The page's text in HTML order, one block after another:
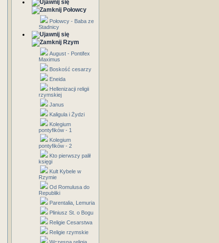
Połowcy
Połowcy - Baba ze
Stadnicy
Rzym
August - Pontifex
Maximus
Boskość cesarzy
Eneida
Hellenizacji religii
rzymskiej
Janus
Kaligula i Żydzi
Kolegium
pontyfików - 1
Kolegium
pontyfików - 2
Kto pierwszy palił
księgi
Kult Kybele w
Rzymie
Od Romulusa do
Republiki
Parentalia, Lemuria
Pliniusz St. o Bogu
Religie Cesarstwa
Religie rzymskie